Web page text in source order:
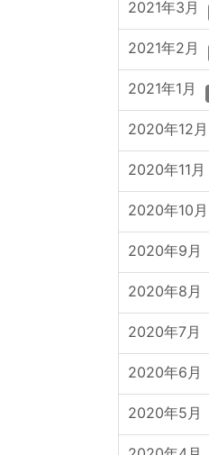
2021年3月
2021年2月
2021年1月
2020年12月
2020年11月
2020年10月
2020年9月
2020年8月
2020年7月
2020年6月
2020年5月